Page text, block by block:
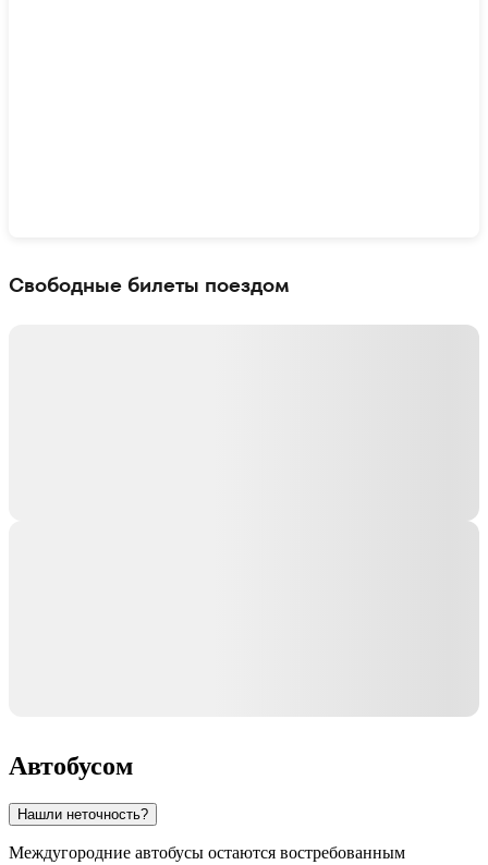
Свободные билеты поездом
Автобусом
Нашли неточность?
Междугородние автобусы остаются востребованным